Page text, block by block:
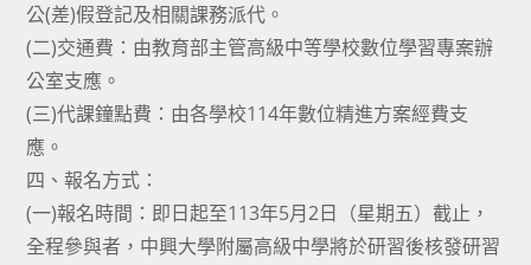
公(差)假登記及相關課務派代。
(二)交通費：由教育部主管高級中等學校數位學習專案辦
公室支應。
(三)代課鐘點費：由各學校114年數位精進方案經費支
應。
四、報名方式：
(一)報名時間：即日起至113年5月2日（星期五）截止，
全程參與者，中興大學附屬高級中學將於研習後核發研習